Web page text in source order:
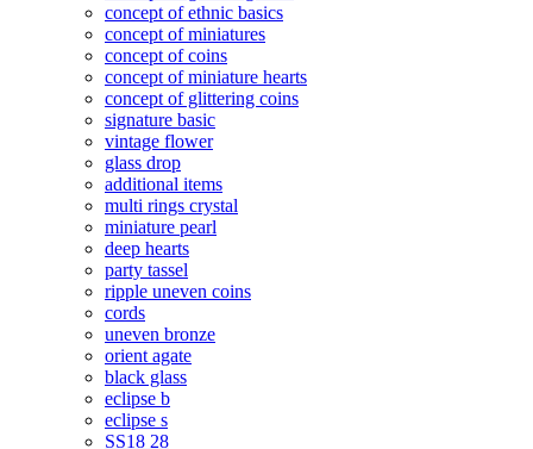
concept of ethnic basics
concept of miniatures
concept of coins
concept of miniature hearts
concept of glittering coins
signature basic
vintage flower
glass drop
additional items
multi rings crystal
miniature pearl
deep hearts
party tassel
ripple uneven coins
cords
uneven bronze
orient agate
black glass
eclipse b
eclipse s
SS18 28